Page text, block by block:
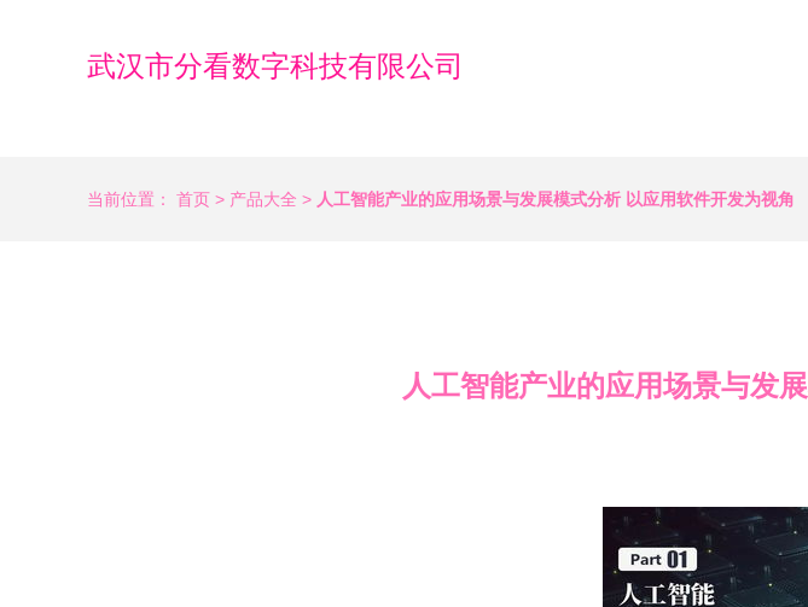
武汉市分看数字科技有限公司
当前位置： 首页 > 产品大全 > 人工智能产业的应用场景与发展模式分析 以应用软件开发为视角
人工智能产业的应用场景与发